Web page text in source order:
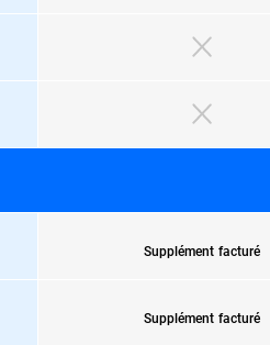
Supplément facturé
Supplément facturé